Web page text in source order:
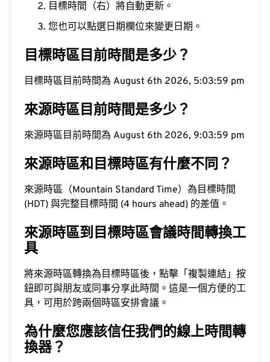
目標時間（右）將自動更新。
您也可以點選日期欄位來變更日期。
目標時區目前時間是多少？
目標時區目前時間為 August 6th 2026, 5:03:59 pm
來源時區目前時間是多少？
來源時區目前時間為 August 6th 2026, 9:03:59 pm
來源時區和目標時區有什麼不同？
來源時區（Mountain Standard Time）為目標時間
(HDT) 與完整目標時間 (4 hours ahead) 的差值。
來源時區到目標時區會議時間轉換工
具
將來源時區轉換為目標時區後，點擊「複製連結」按
鈕即可與朋友或同事分享此時間。這是一個方便的工
具，可用於跨兩個時區安排會議。
為什麼您應該信任我們的線上時間轉
換器？